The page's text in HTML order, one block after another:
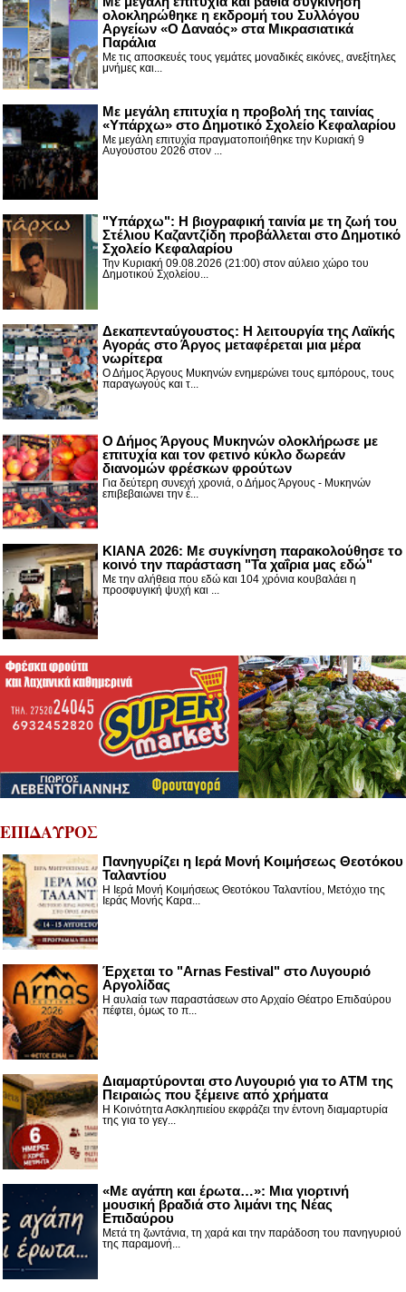
ολοκληρώθηκε η εκδρομή του Συλλόγου
Αργείων «Ο Δαναός» στα Μικρασιατικά
Παράλια
Με τις αποσκευές τους γεμάτες μοναδικές εικόνες, ανεξίτηλες
μνήμες και...
Με μεγάλη επιτυχία η προβολή της ταινίας
«Υπάρχω» στο Δημοτικό Σχολείο Κεφαλαρίου
Με μεγάλη επιτυχία πραγματοποιήθηκε την Κυριακή 9
Αυγούστου 2026 στον ...
"Υπάρχω": Η βιογραφική ταινία με τη ζωή του
Στέλιου Καζαντζίδη προβάλλεται στο Δημοτικό
Σχολείο Κεφαλαρίου
Την Κυριακή 09.08.2026 (21:00) στον αύλειο χώρο του
Δημοτικού Σχολείου...
Δεκαπενταύγουστος: H λειτουργία της Λαϊκής
Αγοράς στο Άργος μεταφέρεται μια μέρα
νωρίτερα
Ο Δήμος Άργους Μυκηνών ενημερώνει τους εμπόρους, τους
παραγωγούς και τ...
Ο Δήμος Άργους Μυκηνών ολοκλήρωσε με
επιτυχία και τον φετινό κύκλο δωρεάν
διανομών φρέσκων φρούτων
Για δεύτερη συνεχή χρονιά, ο Δήμος Άργους - Μυκηνών
επιβεβαιώνει την έ...
ΚΙΑΝΑ 2026: Με συγκίνηση παρακολούθησε το
κοινό την παράσταση "Τα χαΐρια μας εδώ"
Με την αλήθεια που εδώ και 104 χρόνια κουβαλάει η
προσφυγική ψυχή και ...
ΕΠΙΔΑΥΡΟΣ
Πανηγυρίζει η Ιερά Μονή Κοιμήσεως Θεοτόκου
Ταλαντίου
Η Ιερά Μονή Κοιμήσεως Θεοτόκου Ταλαντίου, Μετόχιο της
Ιεράς Μονής Καρα...
Έρχεται το "Arnas Festival" στο Λυγουριό
Αργολίδας
Η αυλαία των παραστάσεων στο Αρχαίο Θέατρο Επιδαύρου
πέφτει, όμως το π...
Διαμαρτύρονται στο Λυγουριό για το ΑΤΜ της
Πειραιώς που ξέμεινε από χρήματα
Η Κοινότητα Ασκληπιείου εκφράζει την έντονη διαμαρτυρία
της για το γεγ...
«Με αγάπη και έρωτα…»: Μια γιορτινή
μουσική βραδιά στο λιμάνι της Νέας
Επιδαύρου
Μετά τη ζωντάνια, τη χαρά και την παράδοση του πανηγυριού
της παραμονή...